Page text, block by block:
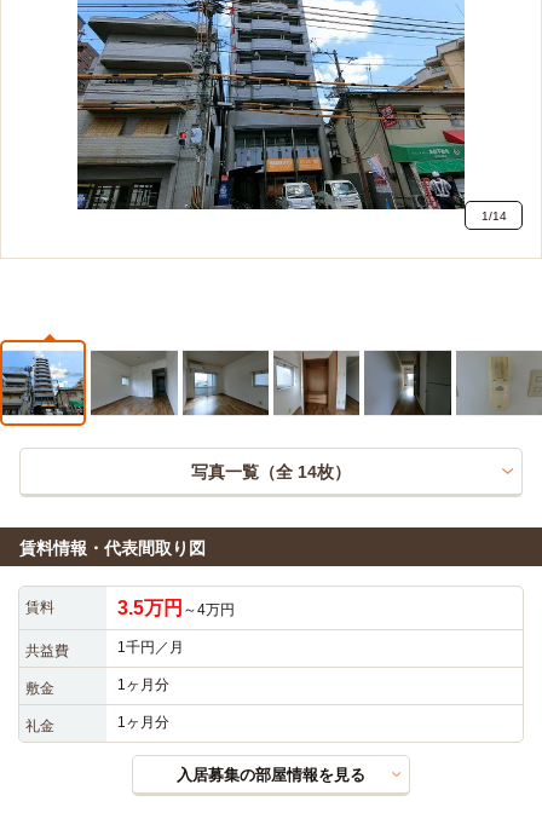
1/14
写真一覧（全 14枚）
賃料情報・代表間取り図
賃料 3.5万円 ～4万円
共益費 1千円／月
敷金 1ヶ月分
礼金 1ヶ月分
入居募集の部屋情報を見る